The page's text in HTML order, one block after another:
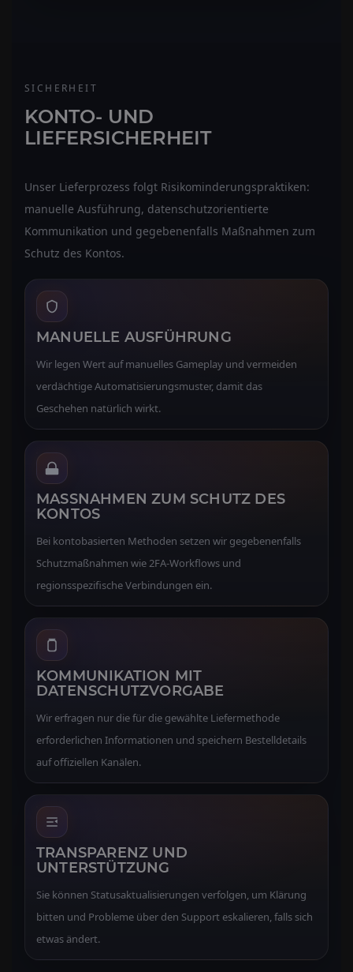
SICHERHEIT
KONTO- UND
LIEFERSICHERHEIT
Unser Lieferprozess folgt Risikominderungspraktiken:
manuelle Ausführung, datenschutzorientierte
Kommunikation und gegebenenfalls Maßnahmen zum
Schutz des Kontos.
MANUELLE AUSFÜHRUNG
Wir legen Wert auf manuelles Gameplay und vermeiden
verdächtige Automatisierungsmuster, damit das
Geschehen natürlich wirkt.
MASSNAHMEN ZUM SCHUTZ DES K
ONTOS
Bei kontobasierten Methoden setzen wir gegebenenfalls
Schutzmaßnahmen wie 2FA-Workflows und
regionsspezifische Verbindungen ein.
KOMMUNIKATION MIT
DATENSCHUTZVORGABE
Wir erfragen nur die für die gewählte Liefermethode
erforderlichen Informationen und speichern Bestelldetails
auf offiziellen Kanälen.
TRANSPARENZ UND
UNTERSTÜTZUNG
Sie können Statusaktualisierungen verfolgen, um Klärung
bitten und Probleme über den Support eskalieren, falls sich
etwas ändert.